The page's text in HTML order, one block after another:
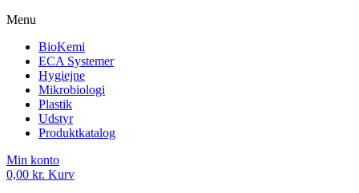
Menu
BioKemi
ECA Systemer
Hygiejne
Mikrobiologi
Plastik
Udstyr
Produktkatalog
Min konto
0,00 kr. Kurv